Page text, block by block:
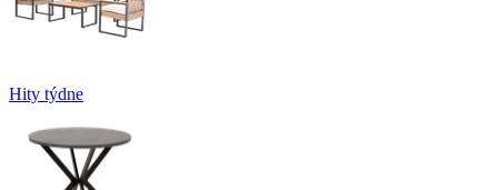
Hity týdne